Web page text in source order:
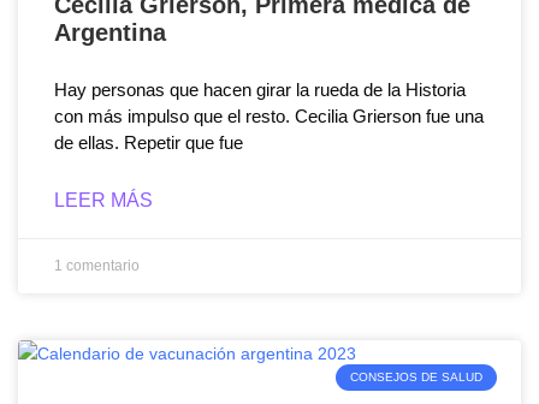
Argentina
Hay personas que hacen girar la rueda de la Historia
con más impulso que el resto. Cecilia Grierson fue una
de ellas. Repetir que fue
LEER MÁS
1 comentario
CONSEJOS DE SALUD